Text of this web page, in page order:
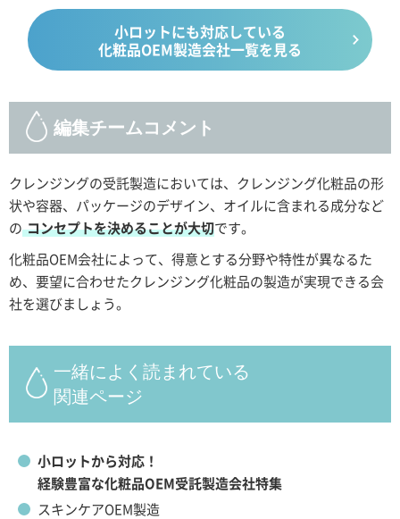
小ロットにも対応している
化粧品OEM製造会社一覧を見る
編集チームコメント
クレンジングの受託製造においては、クレンジング化粧品の形
状や容器、パッケージのデザイン、オイルに含まれる成分など
の コンセプトを決めることが大切です。
化粧品OEM会社によって、得意とする分野や特性が異なるた
め、要望に合わせたクレンジング化粧品の製造が実現できる会
社を選びましょう。
一緒によく読まれている
関連ページ
小ロットから対応！
経験豊富な化粧品OEM受託製造会社特集
スキンケアOEM製造